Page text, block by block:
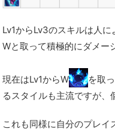
Lv1からLv3のスキルは人
Wと取って積極的にダメー
現在はLv1からW を取
るスタイルも主流ですが、
これも同様に自分のプレ